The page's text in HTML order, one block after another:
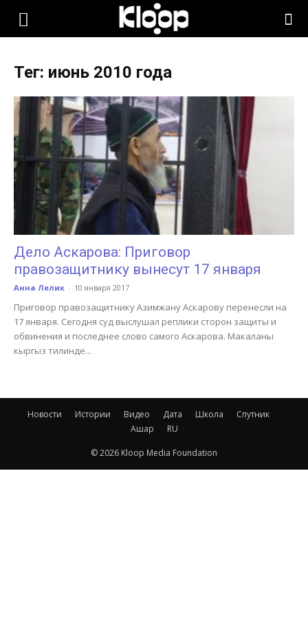
KLOOP.KG
Новости
Кыргызстана
Тег: июнь 2010 года
Дело Аскарова: Приговор
правозащитнику вынесут 17 января
Анна Лелик - 10 января 2017
Приговор правозащитнику Азимжану Аскарову перенесли на
17 января. Сегодня суд выслушал реплики сторон защиты и
обвинения и последнее слово самого Аскарова. Макаланы
кыргыз тилинде...
Новости Истории Видео Дата Школа
Спутник
Ашар
RU
© 2026 Kloop Media Foundation